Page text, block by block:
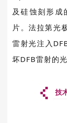
及硅蚀刻形成
片。法拉第光
雷射光注入
坏DFB雷射的光
技